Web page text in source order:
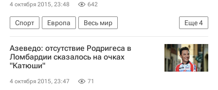
4 октября 2015, 23:48 642
Еще4
Спорт Европа
Весь мир
Александр Самедов
ФК Амкар
Локомотив (Москва)
Россия
Азеведо: отсутствие Родригеса в
Ломбардии сказалось на очках
"Катюши"
4 октября 2015, 23:47 71